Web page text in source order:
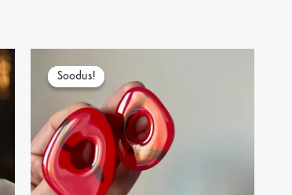
Soodus!
Soodus!
hind
oli:
49,00 €.
is:
29,00 €.